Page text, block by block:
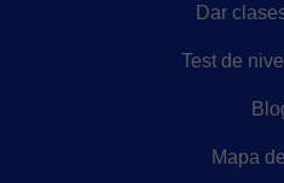
Dar
Test de
Mapa